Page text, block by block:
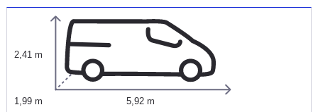
2,41 m
1,99 m 5,92 m